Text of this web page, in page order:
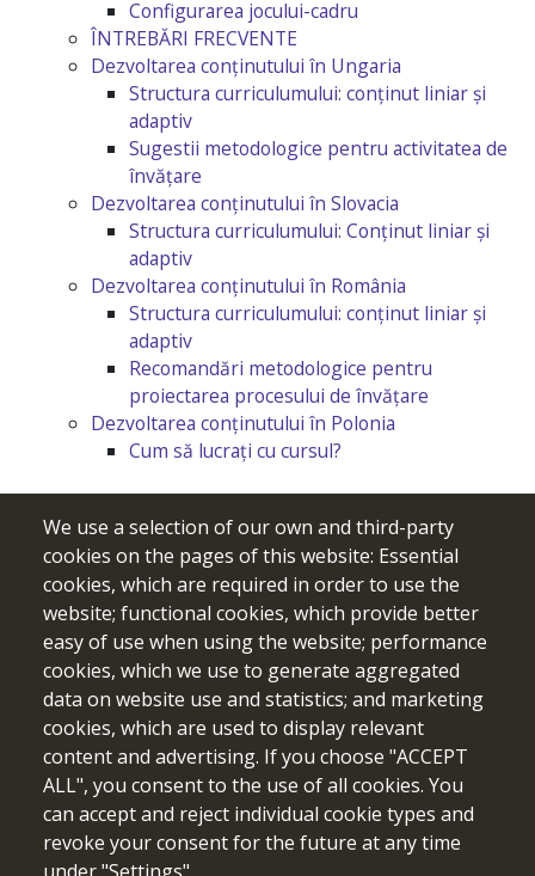
Configurarea jocului-cadru
ÎNTREBĂRI FRECVENTE
Dezvoltarea conținutului în Ungaria
Structura curriculumului: conținut liniar și
adaptiv
Sugestii metodologice pentru activitatea de
învățare
Dezvoltarea conținutului în Slovacia
Structura curriculumului: Conținut liniar și
adaptiv
Dezvoltarea conținutului în România
Structura curriculumului: conținut liniar și
adaptiv
Recomandări metodologice pentru
proiectarea procesului de învățare
Dezvoltarea conținutului în Polonia
Cum să lucrați cu cursul?
Finanțat de Uniunea Europeană. Punctele de vedere și opiniile
exprimate aparțin, însă, exclusiv autorului (autorilor) și nu
reflectă neapărat punctele de vedere și opiniile Uniunii
Europene sau ale Agenției Executive Europene pentru
Educație și Cultură (EACEA). Nici Uniunea Europeană și nici
We use a selection of our own and third-party
cookies on the pages of this website: Essential
cookies, which are required in order to use the
website; functional cookies, which provide better
easy of use when using the website; performance
cookies, which we use to generate aggregated
data on website use and statistics; and marketing
cookies, which are used to display relevant
content and advertising. If you choose "ACCEPT
ALL", you consent to the use of all cookies. You
can accept and reject individual cookie types and
revoke your consent for the future at any time